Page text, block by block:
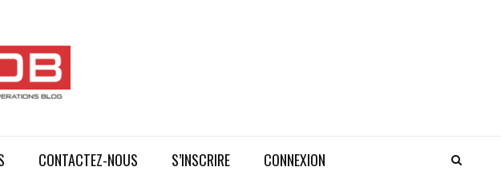
CONTACTEZ-NOUS S’INSCRIRE CONNEXION